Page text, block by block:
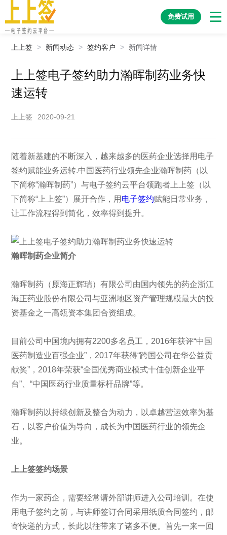
免费试用
上上签 > 新闻动态 > 签约客户 > 新闻详情
上上签电子签约助力瀚晖制药业务快
速运转
上上签 2020-09-21
随着新基建的不断深入，越来越多的医药企业选择用电子
签约赋能业务运转.中国医药行业领先企业瀚晖制药（以
下简称“瀚晖制药”）与电子签约云平台领跑者上上签（以
下简称“上上签”）展开合作，用 电子签约赋能日常业务，
让工作流程得到简化，效率得到提升。
瀚晖制药企业简介
瀚晖制药（原海正辉瑞）有限公司由国内领先的药企浙江
海正药业股份有限公司与亚洲地区资产管理规模最大的投
资基金之一高瓴资本集团合资组成。
目前公司中国境内拥有2200多名员工，2016年获评“中国
医药制造业百强企业”，2017年获得“跨国公司在华公益贡
献奖”，2018年荣获“全国优秀商业模式十佳创新企业平
台”、“中国医药行业质量标杆品牌”等。
瀚晖制药以持续创新及整合为动力，以卓越营运效率为基
石，以客户价值为导向，成长为中国医药行业的领先企
业。
上上签签约场景
作为一家药企，需要经常请外部讲师进入公司培训。在使
用电子签约之前，与讲师签订合同采用纸质合同签约，邮
寄快递的方式，长此以往带来了诸多不便。首先一来一回